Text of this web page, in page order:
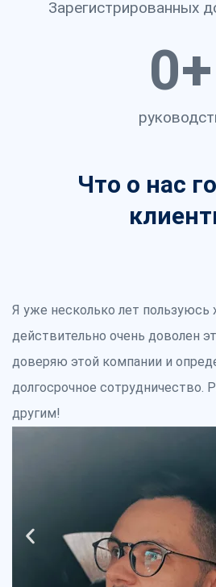
Зарегистрированных
0+
Что о нас
Я уже несколько лет пользуюсь
действительно очень доволен
доверяю этой компании и
долгосрочное сотрудничество.
другим!